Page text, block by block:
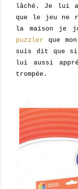
lâché. Je lui
que le jeu ne
la maison je
puzzler que
suis dit que si
lui aussi
trompée.